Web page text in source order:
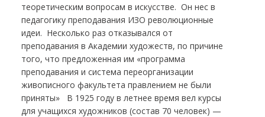
теоретическим вопросам в искусстве. Он нес в
педагогику преподавания ИЗО революционные
идеи. Несколько раз отказывался от
преподавания в Академии художеств, по причине
того, что предложенная им «программа
преподавания и система переорганизации
живописного факультета правлением не были
приняты» В 1925 году в летнее время вел курсы
для учащихся художников (состав 70 человек) —